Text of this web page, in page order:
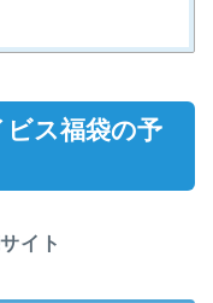
ス福袋の予
イト